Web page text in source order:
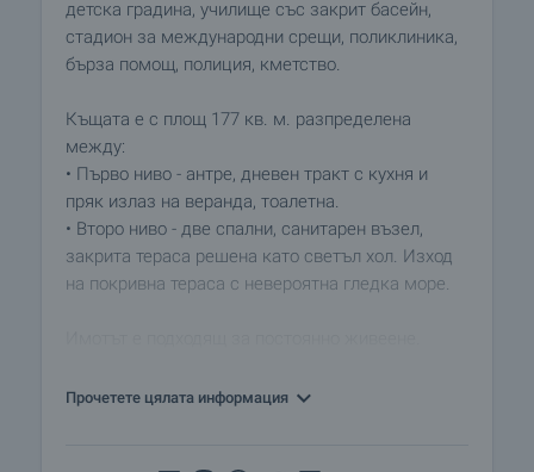
детска градина, училище със закрит басейн,
стадион за международни срещи, поликлиника,
бърза помощ, полиция, кметство.
Къщата е с площ 177 кв. м. разпределена
между:
• Първо ниво - антре, дневен тракт с кухня и
пряк излаз на веранда, тоалетна.
• Второ ниво - две спални, санитарен възел,
закрита тераса решена като светъл хол. Изход
на покривна тераса с невероятна гледка море.
електроснабдяване, канализация и паркоместа.
Прочетете цялата информация